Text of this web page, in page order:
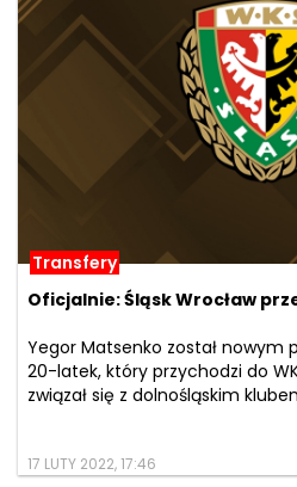
Transfery
Oficjalnie: Śląsk Wrocław
Yegor Matsenko został nowym
20-latek, który przychodzi do
związał się z dolnośląskim
17 LUTY 2022, 17:46